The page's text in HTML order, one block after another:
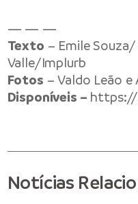
— — —
Texto – Emile
Valle/Implurb
Fotos – Valdo Leão
Disponíveis – https://
Notícias